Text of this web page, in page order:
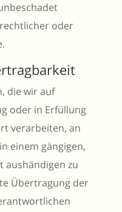
oder
die wir auf
oder in Erfüllung
verarbeiten, an
einem gängigen,
aushändigen zu
Übertragung der